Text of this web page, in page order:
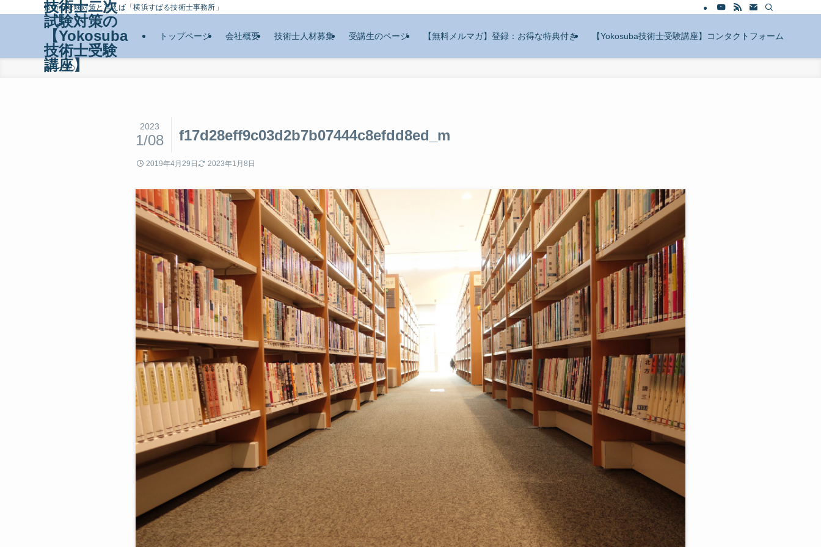
技術士受験対策と言えば「横浜すばる技術士事務所」
技術士二次
試験対策の
【Yokosuba
技術士受験
講座】
トップページ 会社概要 技術士人材募集 受講生のページ 【無料メルマガ】登録：お得な特典付き 【Yokosuba技術士受験講座】コンタクトフォーム
ホーム
f17d28eff9c03d2b7b07444c8efdd8ed_m
2023
1/08
2019年4月29日 2023年1月8日